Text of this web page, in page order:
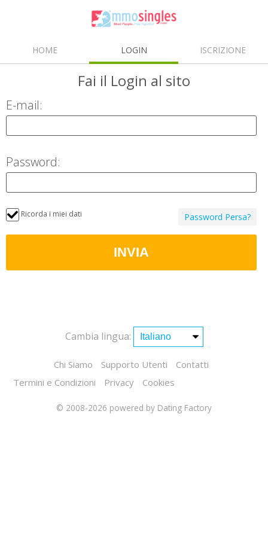
HOME LOGIN ISCRIZIONE
Fai il Login al sito
E-mail:
Password:
Ricorda i miei dati Password Persa?
Cambia lingua:
Chi Siamo Supporto Utenti
Contatti
Termini e Condizioni
Privacy Cookies
© 2008-2026 powered by Dating Factory